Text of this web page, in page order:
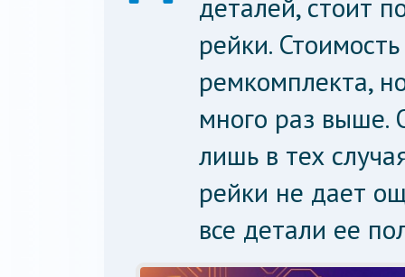
деталей, стоит
рейки.
ремкомплекта,
много раз выше.
лишь в тех
рейки не дает
все детали ее